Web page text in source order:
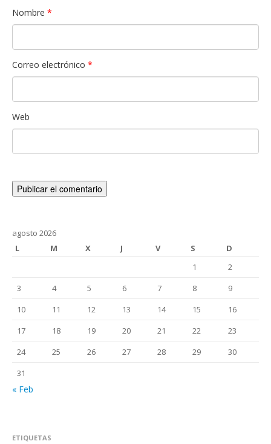
Nombre *
Correo electrónico *
Web
agosto 2026
L
M X J V S
D
1
2
3
4 5 6 7 8
9
10
11 12 13 14 15
16
17
18 19 20 21 22
23
24
25 26 27 28 29
30
31
« Feb
ETIQUETAS